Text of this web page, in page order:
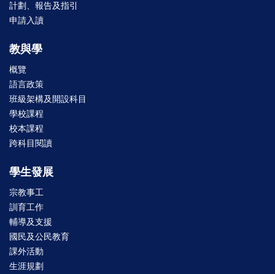
計劃、報告及指引
申請入讀
教與學
概覽
語言政策
班級架構及開設科目
學校課程
校本課程
跨科目閱讀
學生發展
宗教事工
訓育工作
輔導及支援
國民及公民教育
課外活動
生涯規劃